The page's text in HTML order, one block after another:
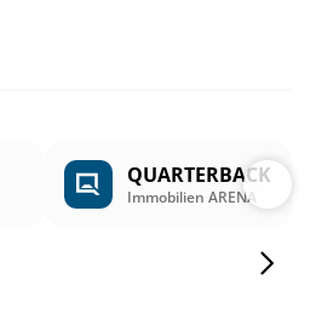
QUARTERBACK
Immobilien ARENA